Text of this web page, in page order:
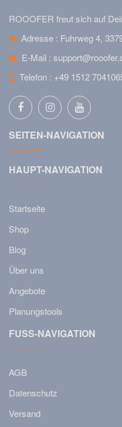
ROOOFER freut sich auf
Adresse : Fuhrweg 4,
E-Mail :
Telefon : +49 1512
SEITEN-NAVIGATION
HAUPT-NAVIGATION
Startseite
Shop
Blog
Über uns
Angebote
Planungstools
FUSS-NAVIGATION
AGB
Datenschutz
Versand